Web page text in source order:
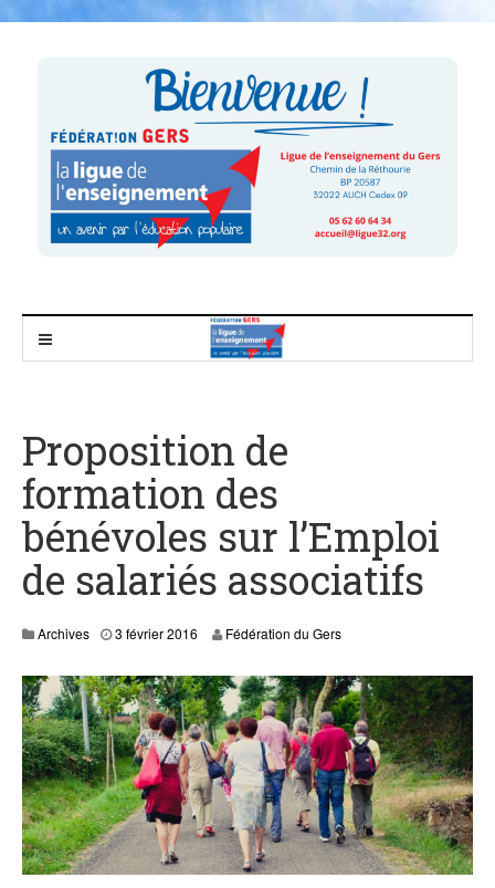
Proposition de
formation des
bénévoles sur l’Emploi
de salariés associatifs
Archives 3 février 2016
a
n
,
2
0
2
1
Fédération du Gers